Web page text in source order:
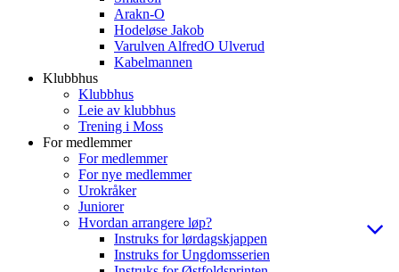
Arakn-O
Hodeløse Jakob
Varulven AlfredO Ulverud
Kabelmannen
Klubbhus
Klubbhus
Leie av klubbhus
Trening i Moss
For medlemmer
For medlemmer
For nye medlemmer
Urokråker
Juniorer
Hvordan arrangere løp?
Instruks for lørdagskjappen
Instruks for Ungdomsserien